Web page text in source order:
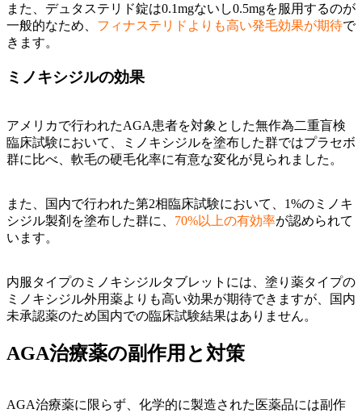
また、デュタステリド錠は0.1mgないし0.5mgを服用するのが
一般的なため、 フィナステリドよりも高い発毛効果が期待で
きます。
ミノキシジルの効果
アメリカで行われたAGA患者を対象とした無作為二重盲検
臨床試験において、ミノキシジルを塗布した群ではプラセボ
群に比べ、軟毛の硬毛化率に有意な変化が見られました。
また、国内で行われた第2相臨床試験において、1%のミノキ
シジル製剤を塗布した群に、 70%以上の有効率が認められて
います。
内服タイプのミノキシジルタブレットには、塗り薬タイプの
ミノキシジル外用薬よりも高い効果が期待できますが、国内
未承認薬のため国内での臨床試験結果はありません。
AGA治療薬の副作用と対策
AGA治療薬に限らず、化学的に製造された医薬品には副作